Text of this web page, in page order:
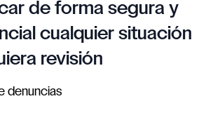
de forma segura y
cualquier situación
revisión
denuncias